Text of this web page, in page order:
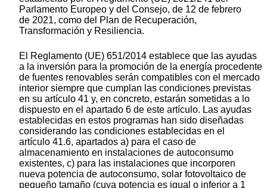
Parlamento Europeo y del Consejo, de 12 de febrero
de 2021, como del Plan de Recuperación,
Transformación y Resiliencia.
El Reglamento (UE) 651/2014 establece que las ayudas
a la inversión para la promoción de la energía procedente
de fuentes renovables serán compatibles con el mercado
interior siempre que cumplan las condiciones previstas
en su artículo 41 y, en concreto, estarán sometidas a lo
dispuesto en el apartado 6 de este artículo. Las ayudas
establecidas en estos programas han sido diseñadas
considerando las condiciones establecidas en el
artículo 41.6, apartados a) para el caso de
almacenamiento en instalaciones de autoconsumo
existentes, c) para las instalaciones que incorporen
nueva potencia de autoconsumo, solar fotovoltaico de
pequeño tamaño (cuya potencia es igual o inferior a 1